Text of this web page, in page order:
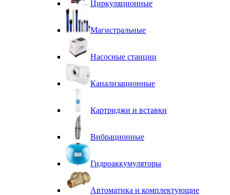
Циркуляционные
Магистральные
Насосные станции
Канализационные
Картриджи и вставки
Вибрационные
Гидроаккумуляторы
Автоматика и комплектующие